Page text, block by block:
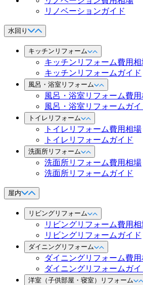
リノベーションガイド
水回り
キッチンリフォーム
キッチンリフォーム費用相
キッチンリフォームガイド
風呂・浴室リフォーム
風呂・浴室リフォーム費
風呂・浴室リフォームガイ
トイレリフォーム
トイレリフォーム費用相場
トイレリフォームガイド
洗面所リフォーム
洗面所リフォーム費用相場
洗面所リフォームガイド
屋内
リビングリフォーム
リビングリフォーム費用
リビングリフォームガイド
ダイニングリフォーム
ダイニングリフォーム費
ダイニングリフォームガイ
洋室（子供部屋・寝室）リフォーム